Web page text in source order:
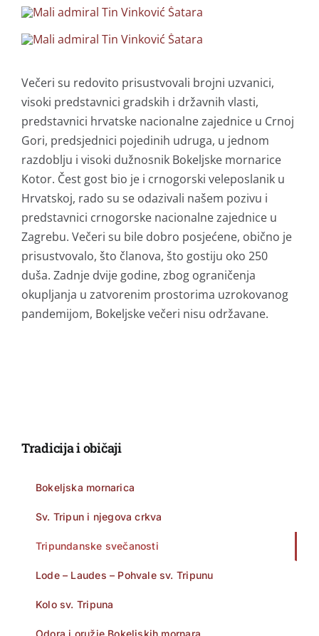
Večeri su redovito prisustvovali brojni uzvanici,
visoki predstavnici gradskih i državnih vlasti,
predstavnici hrvatske nacionalne zajednice u Crnoj
Gori, predsjednici pojedinih udruga, u jednom
razdoblju i visoki dužnosnik Bokeljske mornarice
Kotor. Čest gost bio je i crnogorski veleposlanik u
Hrvatskoj, rado su se odazivali našem pozivu i
predstavnici crnogorske nacionalne zajednice u
Zagrebu. Večeri su bile dobro posjećene, obično je
prisustvovalo, što članova, što gostiju oko 250
duša. Zadnje dvije godine, zbog ograničenja
okupljanja u zatvorenim prostorima uzrokovanog
pandemijom, Bokeljske večeri nisu održavane.
Tradicija i običaji
Bokeljska mornarica
Sv. Tripun i njegova crkva
Tripundanske svečanosti
Lode – Laudes – Pohvale sv. Tripunu
Kolo sv. Tripuna
Odora i oružje Bokeljskih mornara